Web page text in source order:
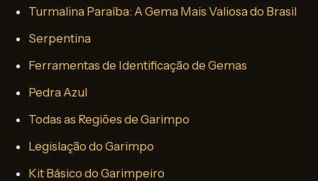
Turmalina Paraíba: A Gema Mais Valiosa do Brasil
Serpentina
Ferramentas de Identificação de Gemas
Pedra Azul
Todas as Regiões de Garimpo
Legislação do Garimpo
Kit Básico do Garimpeiro